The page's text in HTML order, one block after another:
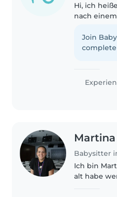
Hi, ich
nach
ich mein
BIV
Join
Martina
Babysitter
Ich bin
alt habe